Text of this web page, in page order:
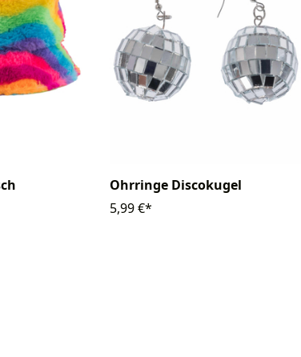
Ohrringe Discokugel
5,99 €*